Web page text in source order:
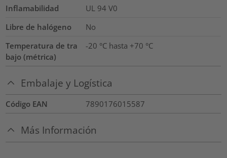
Inflamabilidad
UL 94 V0
Libre de halógeno
No
Temperatura de tra
bajo (métrica)
-20 °C hasta +70 °C
Embalaje y Logística
Código EAN 7890176015587
Más Información